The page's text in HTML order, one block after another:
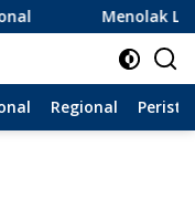
Menolak Lupa
Regional